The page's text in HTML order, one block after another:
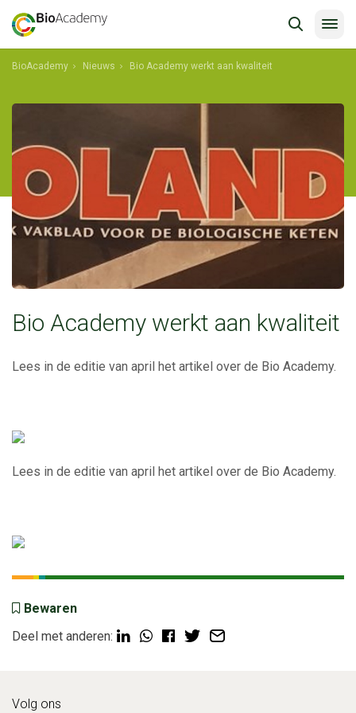
BioAcademy Nieuws Bio Academy werkt aan kwaliteit
Bio Academy werkt aan kwaliteit
Lees in de editie van april het artikel over de Bio Academy.
Lees in de editie van april het artikel over de Bio Academy.
Bewaren
Deel met anderen:
Volg ons